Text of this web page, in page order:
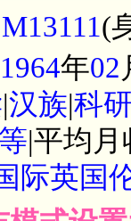
M13111(
1964年02
|汉族|科
|平均月
际英国